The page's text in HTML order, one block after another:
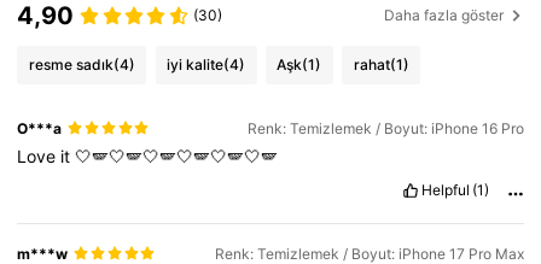
4,90 (30) Daha fazla göster
resme sadık(4) iyi kalite(4) Aşk(1) rahat(1)
O***a Renk: Temizlemek / Boyut: iPhone 16 Pro
Love it🤍🪽🤍🪽🤍🪽🤍🪽🤍🪽🤍🪽
Helpful (1)
m***w Renk: Temizlemek / Boyut: iPhone 17 Pro Max